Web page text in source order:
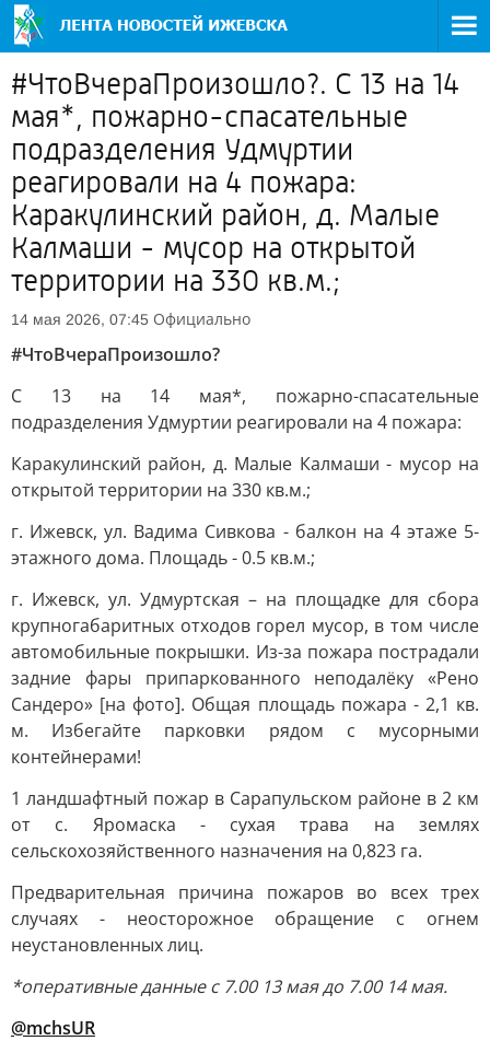
#ЧтоВчераПроизошло?. С 13 на 14
мая*, пожарно-спасательные
подразделения Удмуртии
реагировали на 4 пожара:
Каракулинский район, д. Малые
Калмаши - мусор на открытой
территории на 330 кв.м.;
14 мая 2026, 07:45 Официально
#ЧтоВчераПроизошло?
С 13 на 14 мая*, пожарно-спасательные
подразделения Удмуртии реагировали на 4 пожара:
Каракулинский район, д. Малые Калмаши - мусор на
открытой территории на 330 кв.м.;
г. Ижевск, ул. Вадима Сивкова - балкон на 4 этаже 5-
этажного дома. Площадь - 0.5 кв.м.;
г. Ижевск, ул. Удмуртская – на площадке для сбора
крупногабаритных отходов горел мусор, в том числе
автомобильные покрышки. Из-за пожара пострадали
задние фары припаркованного неподалёку «Рено
Сандеро» [на фото]. Общая площадь пожара - 2,1 кв.
м. Избегайте парковки рядом с мусорными
контейнерами!
1 ландшафтный пожар в Сарапульском районе в 2 км
от с. Яромаска - сухая трава на землях
сельскохозяйственного назначения на 0,823 га.
Предварительная причина пожаров во всех трех
случаях - неосторожное обращение с огнем
неустановленных лиц.
*оперативные данные с 7.00 13 мая до 7.00 14 мая.
@mchsUR